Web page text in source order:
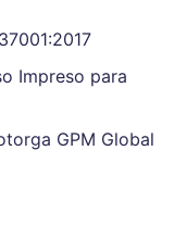
Impreso para
GPM Global